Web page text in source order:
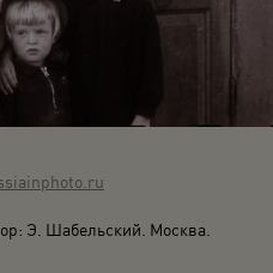
Э. Шабельский. Москва.